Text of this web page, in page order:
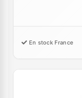
En stock France